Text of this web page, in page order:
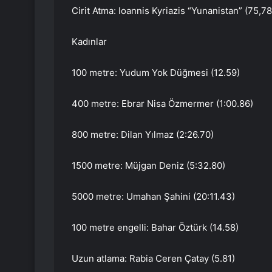
Cirit Atma: Ioannis Kyriazis “Yunanistan”
Kadınlar
100 metre: Yudum Yok Düğmesi (12.59)
400 metre: Ebrar Nisa Özmermer (1:00.86)
800 metre: Dilan Yılmaz (2:26.70)
1500 metre: Müjgan Deniz (5:32.80)
5000 metre: Umahan Şahini (20:11.43)
100 metre engelli: Bahar Öztürk (14.58)
Uzun atlama: Rabia Ceren Çatay (5.81)